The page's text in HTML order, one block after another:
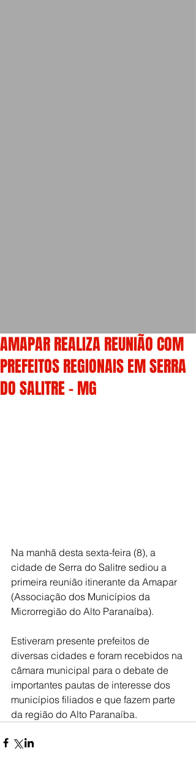
AMAPAR REALIZA REUNIÃO COM
PREFEITOS REGIONAIS EM SERRA
DO SALITRE - MG
Na manhã desta sexta-feira (8), a
cidade de Serra do Salitre sediou a
primeira reunião itinerante da Amapar
(Associação dos Municípios da
Microrregião do Alto Paranaíba).
Estiveram presente prefeitos de
diversas cidades e foram recebidos na
câmara municipal para o debate de
importantes pautas de interesse dos
municípios filiados e que fazem parte
da região do Alto Paranaíba.